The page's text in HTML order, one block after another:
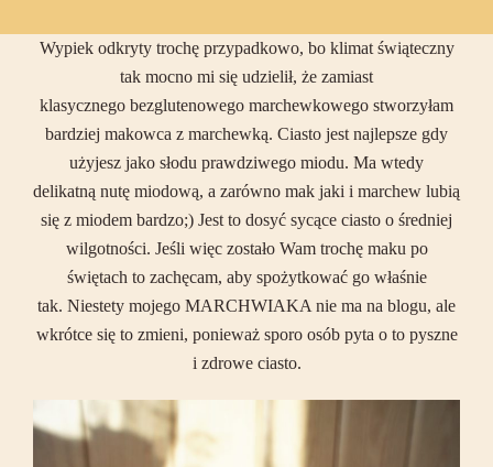
Wypiek odkryty trochę przypadkowo, bo klimat świąteczny
tak mocno mi się udzielił, że zamiast
klasycznego bezglutenowego marchewkowego stworzyłam
bardziej makowca z marchewką. Ciasto jest najlepsze gdy
użyjesz jako słodu prawdziwego miodu. Ma wtedy
delikatną nutę miodową, a zarówno mak jaki i marchew lubią
się z miodem bardzo;) Jest to dosyć sycące ciasto o średniej
wilgotności. Jeśli więc zostało Wam trochę maku po
świętach to zachęcam, aby spożytkować go właśnie
tak. Niestety mojego MARCHWIAKA nie ma na blogu, ale
wkrótce się to zmieni, ponieważ sporo osób pyta o to pyszne
i zdrowe ciasto.